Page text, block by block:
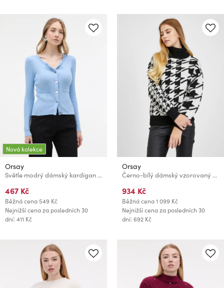
Nová kolekce
Orsay
Světle modrý dámský kardigan ORSAY
467 Kč
Běžná cena549 Kč
Nejnižší cena za posledních 30
dní: 411 Kč
Orsay
Černo-bílý dámský vzorovaný svetr ORSAY
934 Kč
Běžná cena1 099 Kč
Nejnižší cena za posledních 30
dní: 692 Kč